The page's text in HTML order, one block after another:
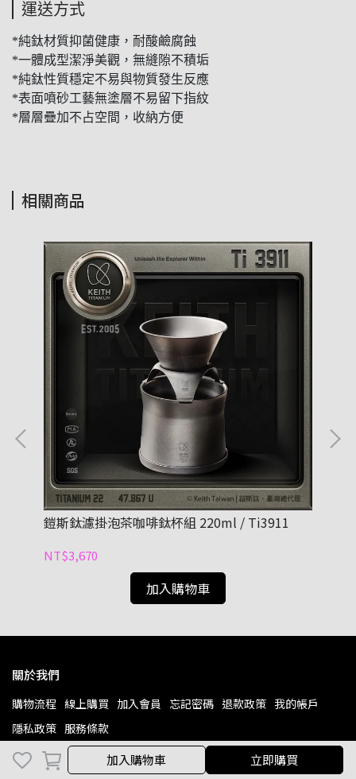
加入購物車 立即購買
運送方式
*純鈦材質抑菌健康，耐酸鹼腐蝕
*一體成型潔淨美觀，無縫隙不積垢
*純鈦性質穩定不易與物質發生反應
*表面噴砂工藝無塗層不易留下指紋
*層層疊加不占空間，收納方便
相關商品
鎧斯鈦濾掛泡茶咖啡鈦杯組 220ml / Ti3911
NT$3,670
加入購物車
關於我們
購物流程 線上購買 加入會員 忘記密碼 退款政策 我的帳戶
隱私政策 服務條款
聯絡資訊